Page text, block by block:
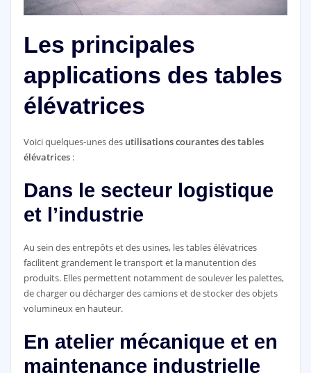
Les principales
applications des tables
élévatrices
Voici quelques-unes des utilisations courantes des tables
élévatrices:
Dans le secteur logistique
et l’industrie
Au sein des entrepôts et des usines, les tables élévatrices
facilitent grandement le transport et la manutention des
produits. Elles permettent notamment de soulever les palettes,
de charger ou décharger des camions et de stocker des objets
volumineux en hauteur.
En atelier mécanique et en
maintenance industrielle